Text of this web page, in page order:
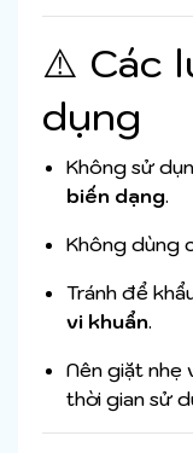
⚠️ Các
dụng
Không sử
biến dạng.
Không dùng
Tránh để
vi khuẩn.
Nên giặt nhẹ
thời gian sử